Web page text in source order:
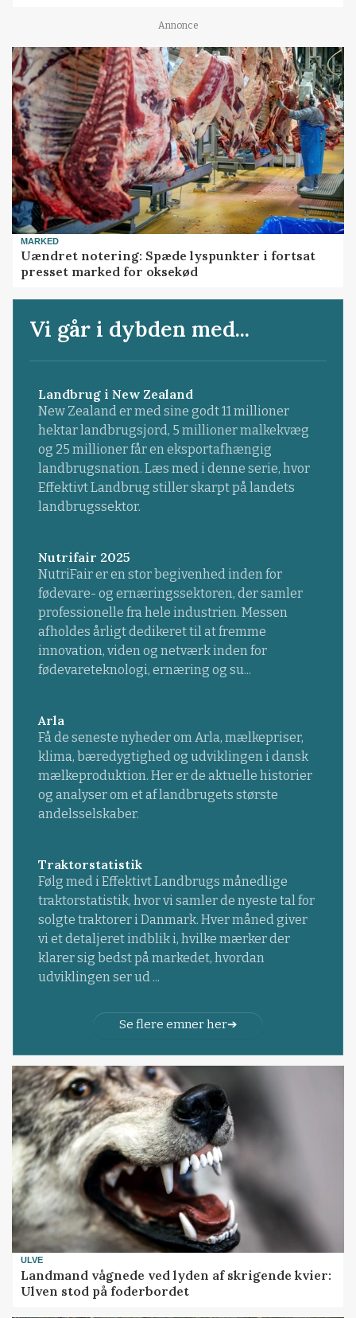
Annonce
MARKED
Uændret notering: Spæde lyspunkter i fortsat
presset marked for oksekød
Vi går i dybden med...
Landbrug i New Zealand
New Zealand er med sine godt 11 millioner
hektar landbrugsjord, 5 millioner malkekvæg
og 25 millioner får en eksportafhængig
landbrugsnation. Læs med i denne serie, hvor
Effektivt Landbrug stiller skarpt på landets
landbrugssektor.
Nutrifair 2025
NutriFair er en stor begivenhed inden for
fødevare- og ernæringssektoren, der samler
professionelle fra hele industrien. Messen
afholdes årligt dedikeret til at fremme
innovation, viden og netværk inden for
fødevareteknologi, ernæring og su...
Arla
Få de seneste nyheder om Arla, mælkepriser,
klima, bæredygtighed og udviklingen i dansk
mælkeproduktion. Her er de aktuelle historier
og analyser om et af landbrugets største
andelsselskaber.
Traktorstatistik
Følg med i Effektivt Landbrugs månedlige
traktorstatistik, hvor vi samler de nyeste tal for
solgte traktorer i Danmark. Hver måned giver
vi et detaljeret indblik i, hvilke mærker der
klarer sig bedst på markedet, hvordan
udviklingen ser ud ...
Se flere emner her
ULVE
Landmand vågnede ved lyden af skrigende kvier:
Ulven stod på foderbordet